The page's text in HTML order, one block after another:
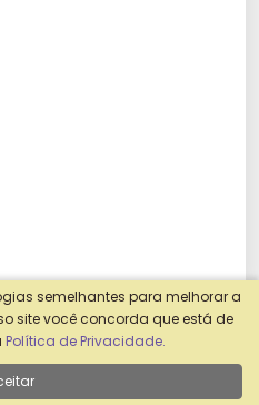
semelhantes para melhorar a
site você concorda que está de
Política de Privacidade.